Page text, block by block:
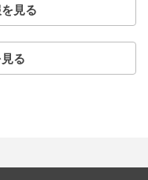
見る
る